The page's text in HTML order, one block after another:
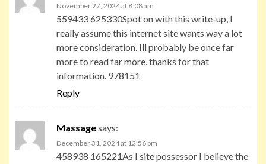
November 27, 2024 at 8:08 am
559433 625330Spot on with this write-up, I
really assume this internet site wants way a lot
more consideration. Ill probably be once far
more to read far more, thanks for that
information. 978151
Reply
Massagesays:
December 31, 2024 at 12:56 pm
458938 165221As I site possessor I believe the